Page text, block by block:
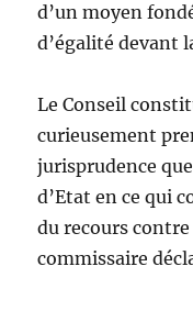
d’un moyen
d’égalité devant
Le Conseil
curieusement
jurisprudence
d’Etat en ce qui
du recours
commissaire